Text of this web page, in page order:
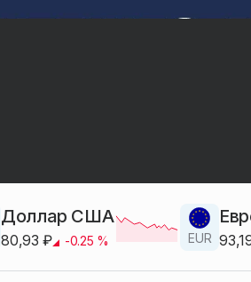
Доллар США
80,93 ₽ -0.25 % EUR